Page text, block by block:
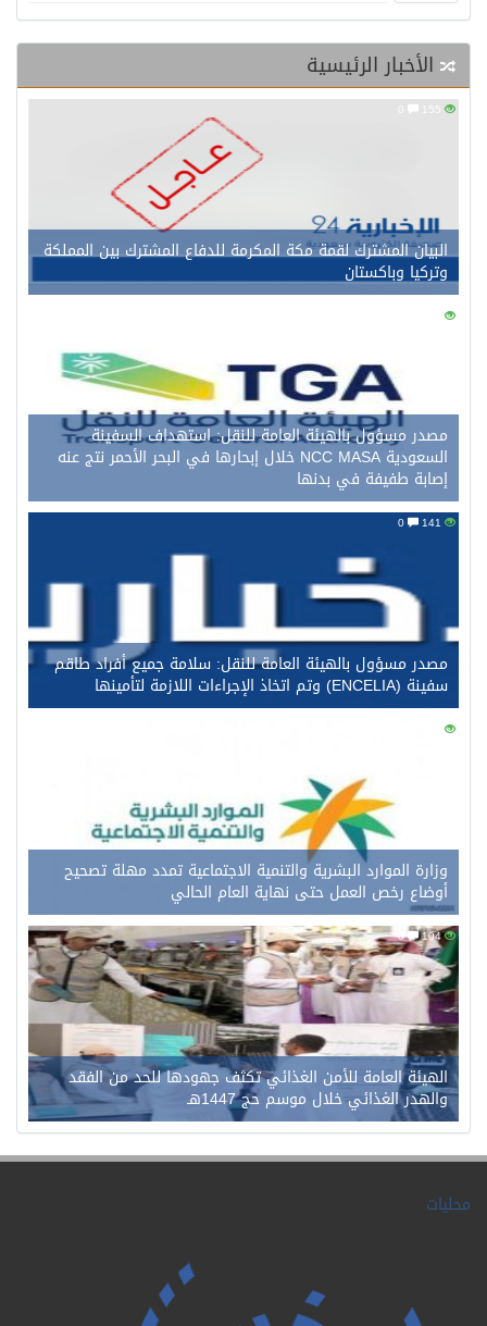
الأخبار الرئيسية
البيان المشترك لقمة مكة المكرمة للدفاع المشترك بين المملكة
وتركيا وباكستان
152
مصدر مسؤول بالهيئة العامة للنقل: استهداف السفينة
السعودية NCC MASA خلال إبحارها في البحر الأحمر نتج عنه
إصابة طفيفة في بدنها
مصدر مسؤول بالهيئة العامة للنقل: سلامة جميع أفراد طاقم
سفينة (ENCELIA) وتم اتخاذ الإجراءات اللازمة لتأمينها
123
وزارة الموارد البشرية والتنمية الاجتماعية تمدد مهلة تصحيح
أوضاع رخص العمل حتى نهاية العام الحالي
104
0
الهيئة العامة للأمن الغذائي تكثف جهودها للحد من الفقد
والهدر الغذائي خلال موسم حج 1447هـ
محليات